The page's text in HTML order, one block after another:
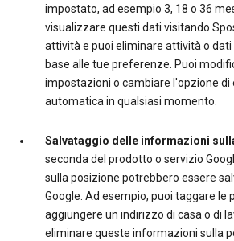
impostato, ad esempio 3, 18 o 36
visualizzare questi dati visitando
attività e puoi eliminare attività o dati
base alle tue preferenze. Puoi
impostazioni o cambiare l'opzione di
automatica in qualsiasi momento.
Salvataggio delle informazioni
seconda del prodotto o servizio
sulla posizione potrebbero essere
Google. Ad esempio, puoi taggare le
aggiungere un indirizzo di casa o di
eliminare queste informazioni sulla